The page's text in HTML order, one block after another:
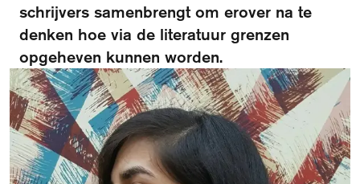
Ontmoet de organisatie
Publicaties
Vacatures
Contact
Schrijf je in voor de nieuwsbrief
schrijvers samenbrengt om erover na te
denken hoe via de literatuur grenzen
opgeheven kunnen worden.